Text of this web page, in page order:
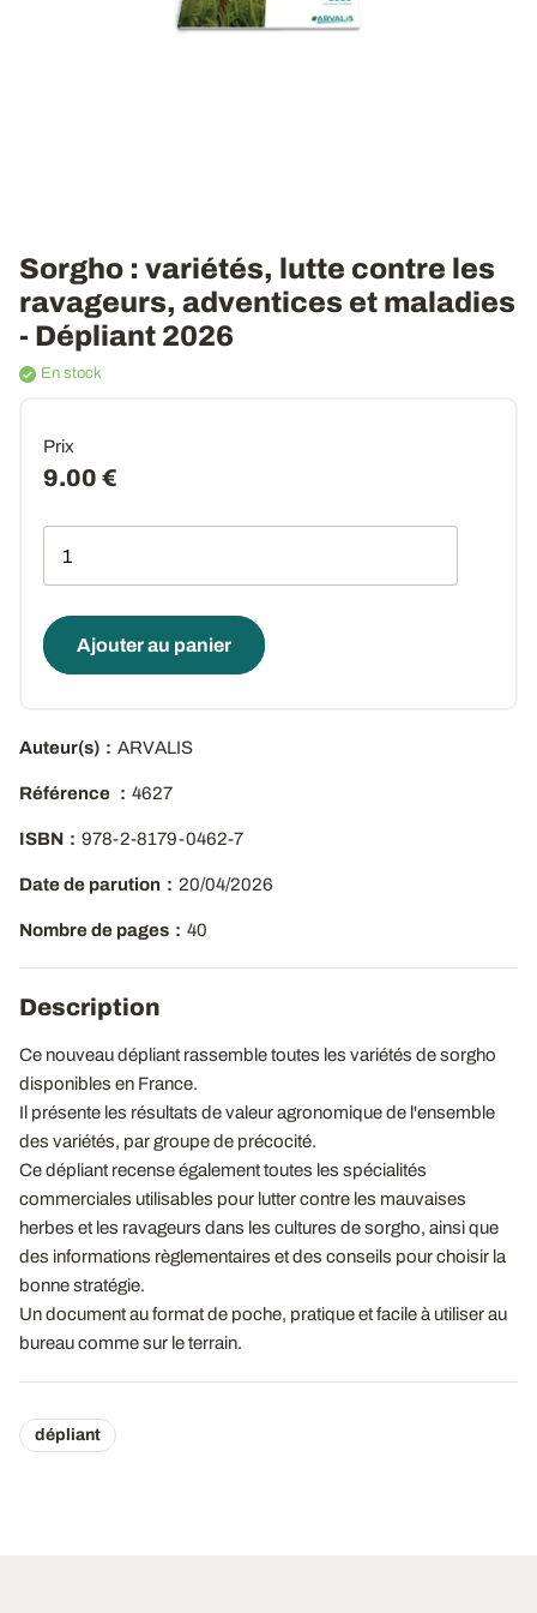
Sorgho : variétés, lutte contre les
ravageurs, adventices et maladies
- Dépliant 2026
En stock
Prix
9.00 €
Ajouter au panier
Auteur(s) ARVALIS
Référence 4627
ISBN 978-2-8179-0462-7
Date de parution 20/04/2026
Nombre de pages 40
Description
Ce nouveau dépliant rassemble toutes les variétés de sorgho
disponibles en France.
Il présente les résultats de valeur agronomique de l'ensemble
des variétés, par groupe de précocité.
Ce dépliant recense également toutes les spécialités
commerciales utilisables pour lutter contre les mauvaises
herbes et les ravageurs dans les cultures de sorgho, ainsi que
des informations règlementaires et des conseils pour choisir la
bonne stratégie.
Un document au format de poche, pratique et facile à utiliser au
bureau comme sur le terrain.
dépliant